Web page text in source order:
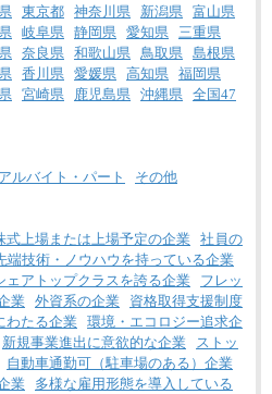
東京都 神奈川県 新潟県
富山県
岐阜県 静岡県 愛知県
三重県
奈良県 和歌山県 鳥取県
島根県
香川県 愛媛県 高知県
福岡県
宮崎県 鹿児島県 沖縄県
全国47
アルバイト・パート その他
式上場または上場予定の企業 社員の
端技術・ノウハウを持っている企業
ェアトップクラスを誇る企業
フレッ
業 外資系の企業
資格取得支援制度
わたる企業 環境・エコロジー追求企
新規事業進出に意欲的な企業
ストッ
自動車通勤可（駐車場のある）企業
業
多様な雇用形態を導入している